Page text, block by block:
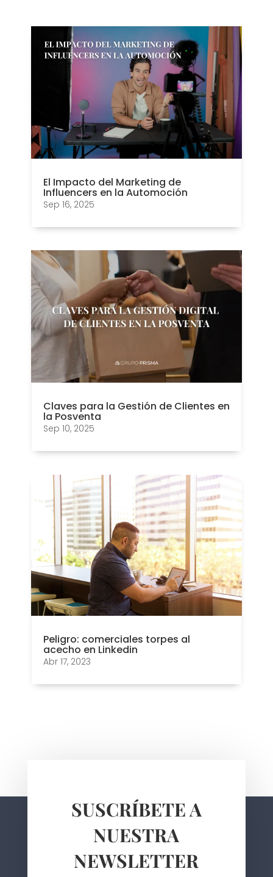
El Impacto del Marketing de
Influencers en la Automoción
Sep 16, 2025
Claves para la Gestión de Clientes en
la Posventa
Sep 10, 2025
Peligro: comerciales torpes al
acecho en Linkedin
Abr 17, 2023
SUSCRÍBETE A
NUESTRA
NEWSLETTER